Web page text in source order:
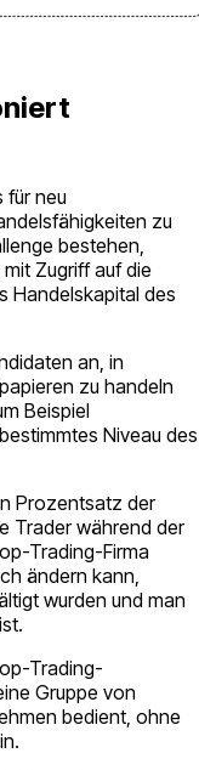
für neu
zu
bestehen,
Zugriff auf die
Handelskapital des
an, in
zu handeln
Beispiel
Niveau des
Prozentsatz der
Trader während der
Trading-Firma
ändern kann,
wurden und man
Trading-
Gruppe von
bedient, ohne